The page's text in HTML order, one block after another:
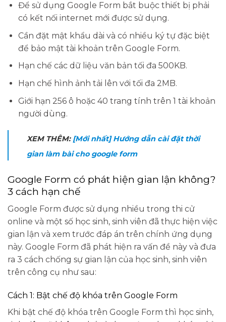
Để sử dụng Google Form bắt buộc thiết bị phải
có kết nối internet mới được sử dụng.
Cần đặt mật khẩu dài và có nhiều ký tự đặc biệt
để bảo mật tài khoản trên Google Form.
Hạn chế các dữ liệu văn bản tối đa 500KB.
Hạn chế hình ảnh tải lên với tối đa 2MB.
Giới hạn 256 ô hoặc 40 trang tính trên 1 tài khoản
người dùng.
XEM THÊM: [Mới nhất] Hướng dẫn cài đặt thời
gian làm bài cho google form
Google Form có phát hiện gian lận không?
3 cách hạn chế
Google Form được sử dụng nhiều trong thi cử
online và một số học sinh, sinh viên đã thực hiện việc
gian lận và xem trước đáp án trên chính ứng dụng
này. Google Form đã phát hiện ra vấn đề này và đưa
ra 3 cách chống sự gian lận của học sinh, sinh viên
trên công cụ như sau:
Cách 1: Bật chế độ khóa trên Google Form
Khi bật chế độ khóa trên Google Form thì học sinh,